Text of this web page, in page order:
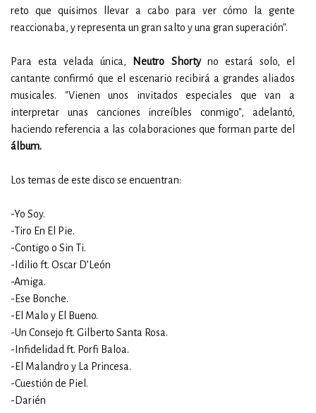
reto que quisimos llevar a cabo para ver cómo la gente
reaccionaba, y representa un gran salto y una gran superación".
Para esta velada única, Neutro Shortyno estará solo, el
cantante confirmó que el escenario recibirá a grandes aliados
musicales. "Vienen unos invitados especiales que van a
interpretar unas canciones increíbles conmigo", adelantó,
haciendo referencia a las colaboraciones que forman parte del
álbum.
Los temas de este disco se encuentran:
-Yo Soy.
-Tiro En El Pie.
-Contigo o Sin Ti.
-Idilio ft. Oscar D’León
-Amiga.
-Ese Bonche.
-El Malo y El Bueno.
-Un Consejo ft. Gilberto Santa Rosa.
-Infidelidad ft. Porfi Baloa.
-El Malandro y La Princesa.
-Cuestión de Piel.
-Darién